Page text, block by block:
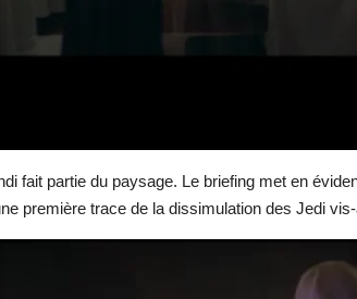
fait partie du paysage. Le briefing met en
première trace de la dissimulation des Jedi